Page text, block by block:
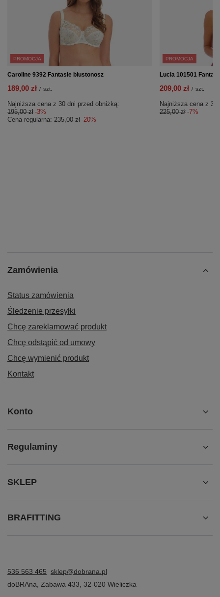
PROMOCJA
Caroline 9392 Fantasie biustonosz
189,00 zł / szt.
Najniższa cena z 30 dni przed obniżką:
195,00 zł -3%
Cena regularna: 235,00 zł -20%
PROMOCJA
Lucia 101501
209,00 zł / szt.
Najniższa cena z
225,00 zł -7%
Zamówienia
Status zamówienia
Śledzenie przesyłki
Chcę zareklamować produkt
Chcę odstąpić od umowy
Chcę wymienić produkt
Kontakt
Konto
Regulaminy
SKLEP
BRAFITTING
536 563 465 sklep@dobrana.pl
doBRAna
Zabawa 433 32-020 Wieliczka